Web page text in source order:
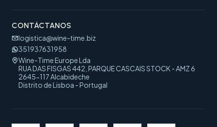
CONTÁCTANOS
logistica@wine-time.biz
351937631958
Wine-Time Europe Lda
RUA DAS FISGAS 442, PARQUE CASCAIS STOCK - AMZ 6
2645-117 Alcabideche
Distrito de Lisboa - Portugal